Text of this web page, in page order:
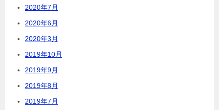
2020年7月
2020年6月
2020年3月
2019年10月
2019年9月
2019年8月
2019年7月